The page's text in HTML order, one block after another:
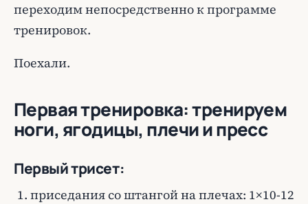
переходим непосредственно к программе
тренировок.
Поехали.
Первая тренировка: тренируем
ноги, ягодицы, плечи и пресс
Первый трисет:
приседания со штангой на плечах: 1×10-12